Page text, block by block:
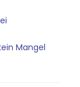
Mangel